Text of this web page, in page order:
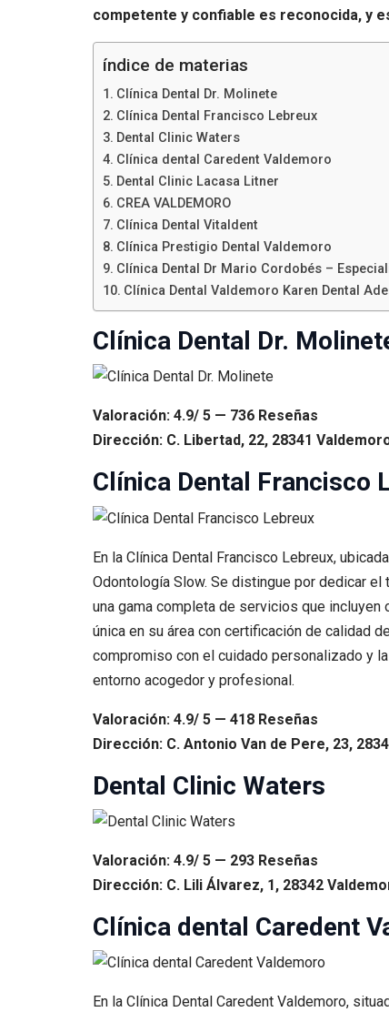
competente y confiable es reconocida, y
índice de materias
Clínica Dental Dr. Molinete
Clínica Dental Francisco Lebreux
Dental Clinic Waters
Clínica dental Caredent Valdemoro
Dental Clinic Lacasa Litner
CREA VALDEMORO
Clínica Dental Vitaldent
Clínica Prestigio Dental Valdemoro
Clínica Dental Dr Mario Cordobés –
Clínica Dental Valdemoro Karen Dental
Clínica Dental Dr.
Valoración: 4.9/ 5 — 736 Reseñas
Dirección: C. Libertad, 22, 28341
Clínica Dental Francisco
En la Clínica Dental Francisco Lebreux,
Odontología Slow. Se distingue por dedicar
una gama completa de servicios que
única en su área con certificación de calidad
compromiso con el cuidado personalizado y
entorno acogedor y profesional.
Valoración: 4.9/ 5 — 418 Reseñas
Dirección: C. Antonio Van de Pere, 23,
Dental Clinic Waters
Valoración: 4.9/ 5 — 293 Reseñas
Dirección: C. Lili Álvarez, 1, 28342
Clínica dental Caredent
En la Clínica Dental Caredent Valdemoro,